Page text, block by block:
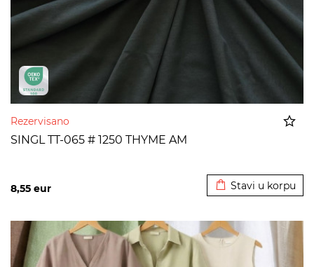
Rezervisano
SINGL TT-065 # 1250 THYME AM
8,55 eur Stavi u korpu